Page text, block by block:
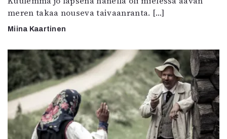
meren takaa nouseva taivaanranta. […]
Miina Kaartinen